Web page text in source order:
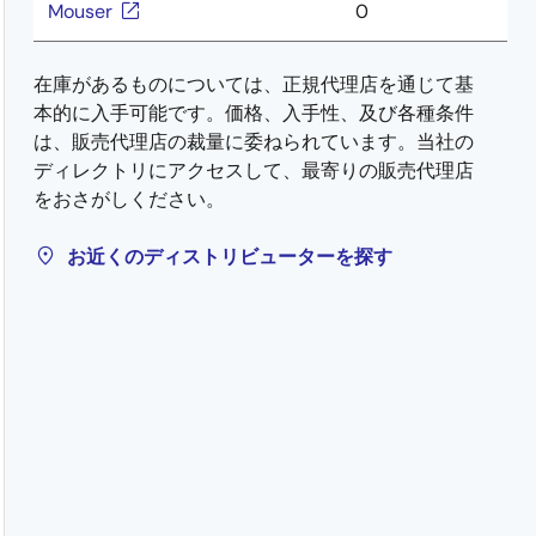
Mouser 0
在庫があるものについては、正規代理店を通じて基
本的に入手可能です。価格、入手性、及び各種条件
は、販売代理店の裁量に委ねられています。当社の
ディレクトリにアクセスして、最寄りの販売代理店
をおさがしください。
お近くのディストリビューターを探す